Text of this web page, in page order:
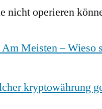
nicht operieren
Meisten – Wieso
kryptowährung